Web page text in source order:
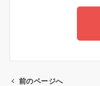
前のページへ